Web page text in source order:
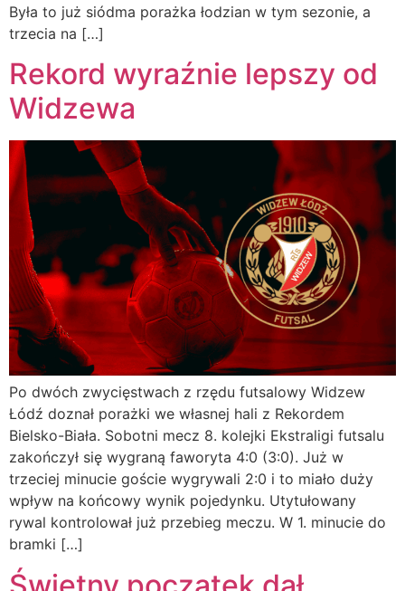
Była to już siódma porażka łodzian w tym sezonie, a
trzecia na […]
Rekord wyraźnie lepszy od
Widzewa
Po dwóch zwycięstwach z rzędu futsalowy Widzew
Łódź doznał porażki we własnej hali z Rekordem
Bielsko-Biała. Sobotni mecz 8. kolejki Ekstraligi futsalu
zakończył się wygraną faworyta 4:0 (3:0). Już w
trzeciej minucie goście wygrywali 2:0 i to miało duży
wpływ na końcowy wynik pojedynku. Utytułowany
rywal kontrolował już przebieg meczu. W 1. minucie do
bramki […]